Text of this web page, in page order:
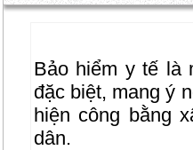
Bảo hiểm y tế là
đặc biệt, mang ý
hiện công bằng
dân.